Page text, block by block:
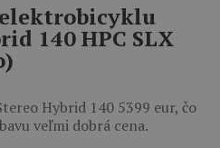
140 HPC SLX
Hybrid 140 5399 eur, čo
veľmi dobrá cena.